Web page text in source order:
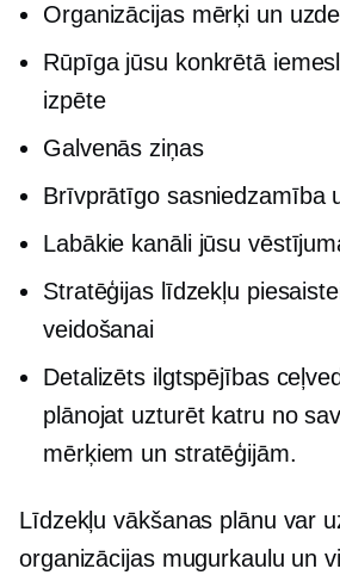
Organizācijas mērķi un
Rūpīga jūsu konkrētā
izpēte
Galvenās ziņas
Brīvprātīgo sasniedzamība
Labākie kanāli jūsu
Stratēģijas līdzekļu
veidošanai
Detalizēts ilgtspējības
plānojat uzturēt katru no
mērķiem un stratēģijām.
Līdzekļu vākšanas plānu var
organizācijas mugurkaulu un